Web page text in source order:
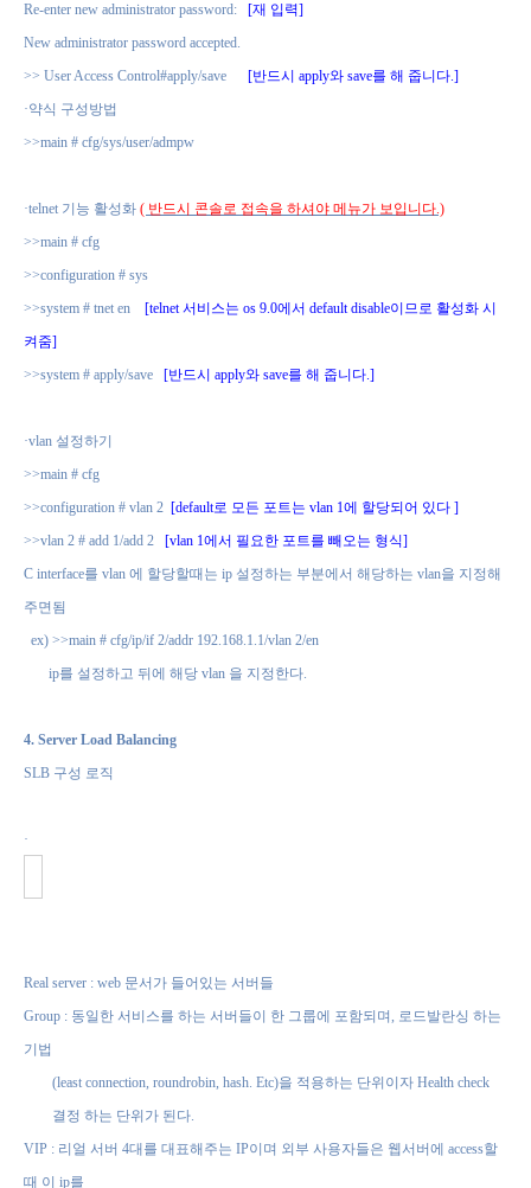
Re-enter new administrator password:
[재 입력]
New administrator password accepted.
>> User Access Control#apply/save
[반드시 apply와 save를 해 줍니다.]
·약식 구성방법
>>main # cfg/sys/user/admpw
·telnet 기능 활성화 ( 반드시 콘솔로 접속을 하셔야 메뉴가 보입니다.)
>>main # cfg
>>configuration # sys
>>system # tnet en
[telnet서비스는 os 9.0에서 default disable이므로 활성화 시
켜줌]
>>system # apply/save
[반드시 apply와 save를 해 줍니다.]
·vlan 설정하기
>>main # cfg
>>configuration # vlan 2 [default로 모든 포트는 vlan 1에 할당되어 있다 ]
>>vlan 2 # add 1/add 2
[vlan 1에서 필요한 포트를 빼오는 형식]
C interface를 vlan 에 할당할때는 ip 설정하는 부분에서 해당하는 vlan을 지정해
주면됨
ex) >>main # cfg/ip/if 2/addr 192.168.1.1/vlan 2/en
ip를 설정하고 뒤에 해당 vlan 을 지정한다.
4. Server Load Balancing
SLB 구성 로직
·
Real server : web 문서가 들어있는 서버들
Group : 동일한 서비스를 하는 서버들이 한 그룹에 포함되며, 로드발란싱 하는
기법
(least connection, roundrobin, hash. Etc)을 적용하는 단위이자 Health check
결정 하는 단위가 된다.
VIP : 리얼 서버 4대를 대표해주는 IP이며 외부 사용자들은 웹서버에 access할
때 이 ip를